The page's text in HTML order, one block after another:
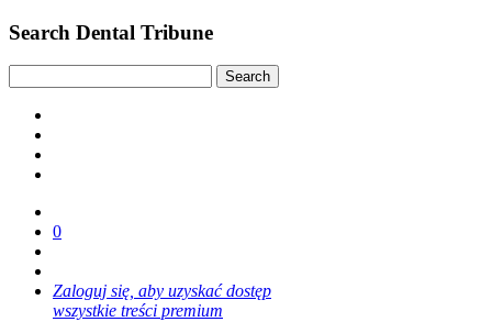
Search Dental Tribune
0
Zaloguj się, aby uzyskać dostęp
wszystkie treści premium